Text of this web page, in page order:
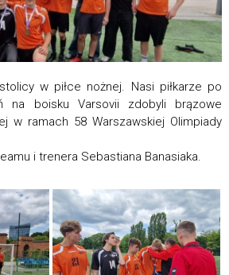
w piłce nożnej. Nasi piłkarze po
na boisku Varsovii zdobyli brązowe
w ramach 58 Warszawskiej Olimpiady
i trenera Sebastiana Banasiaka.